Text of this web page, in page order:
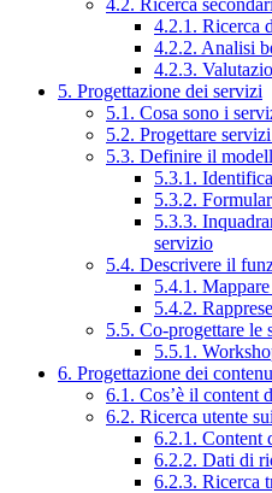
4.2. Ricerca
4.2.1. Ricerca
4.2.2. Analisi
4.2.3.
5. Progettazione dei servizi
5.1. Cosa sono i
5.2. Progettare
5.3. Definire il
5.3.1.
5.3.2.
5.3.3.
servizio
5.4. Descrivere il
5.4.1. Mappare
5.4.2.
5.5. Co-progettare le
5.5.1.
6. Progettazione dei
6.1. Cos’è il content
6.2. Ricerca utente
6.2.1. Content
6.2.2. Dati di
6.2.3. Ricerca